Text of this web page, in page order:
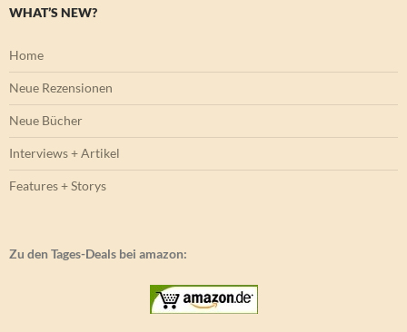
WHAT’S NEW?
Home
Neue Rezensionen
Neue Bücher
Interviews + Artikel
Features + Storys
Zu den Tages-Deals bei amazon: